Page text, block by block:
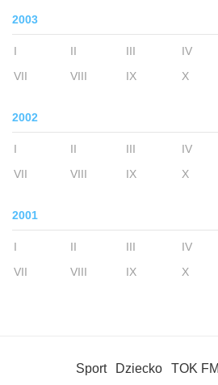
2003
I II III IV
VII
VIII IX X
2002
I II III IV
VII
VIII IX X
2001
I II III IV
VII
VIII IX X
Sport Dziecko TOK FM